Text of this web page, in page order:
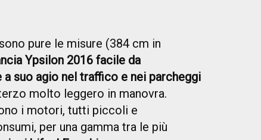
pure le misure (384 cm in
Ypsilon 2016 facile da
suo agio nel traffico e nei parcheggi
molto leggero in manovra.
i motori, tutti piccoli e
per una gamma tra le più